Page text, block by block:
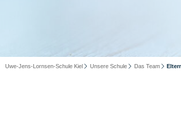
Uwe-Jens-Lornsen-Schule Kiel Unsere Schule Das Team